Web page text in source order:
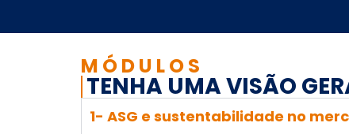
MÓDULOS
TENHA UMA VISÃO
1- ASG e sustentabilidade no